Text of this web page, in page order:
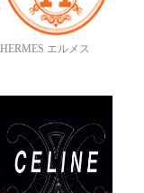
HERMES エルメス